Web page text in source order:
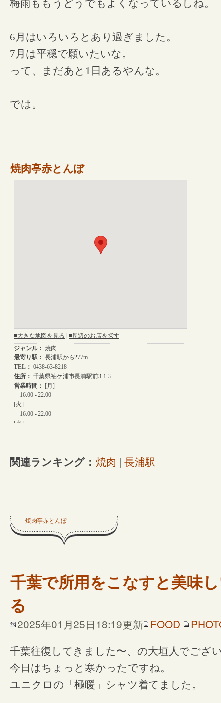
梅雨ももうどうでもよくなっているしね。
6月はいろいろとあり過ぎました。
7月は平穏で願いたいな。
って、まだあと1日あるやんな。
では。
焼肉亭赤とんぼ
関連ランキング： 焼肉 | 長浦駅
焼肉亭赤とんぼ
千葉で所用をこなすと美味
る
2025年01月25日18:19更新 FOOD
千葉往復してきました〜、の大垣人でござ
今日はちょっと寒かったですね。
ユニクロの「極暖」シャツ着てました。